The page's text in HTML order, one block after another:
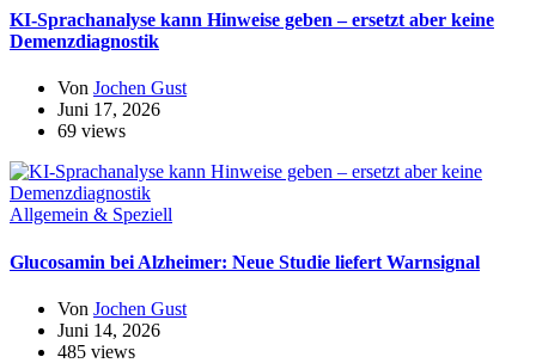
KI-Sprachanalyse kann Hinweise geben – ersetzt aber keine
Demenzdiagnostik
Von Jochen Gust
Juni 17, 2026
69 views
Allgemein & Speziell
Glucosamin bei Alzheimer: Neue Studie liefert Warnsignal
Von Jochen Gust
Juni 14, 2026
485 views